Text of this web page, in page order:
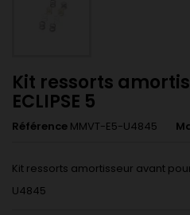
Kit ressorts
ECLIPSE 5
Référence MMVT-E5-U4845
Kit ressorts amortisseur avant pour
U4845